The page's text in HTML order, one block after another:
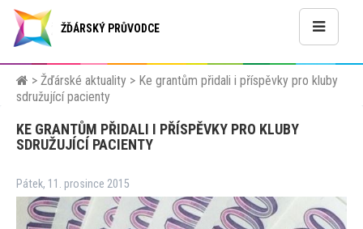
ŽĎÁRSKÝ PRŮVODCE
> Žďárské aktuality > Ke grantům přidali i příspěvky pro kluby
sdružující pacienty
KE GRANTŮM PŘIDALI I PŘÍSPĚVKY PRO KLUBY
SDRUŽUJÍCÍ PACIENTY
Pátek, 11. prosince 2015